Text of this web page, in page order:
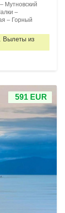
Мутновский
–
– Горный
Вылеты из
591 EUR